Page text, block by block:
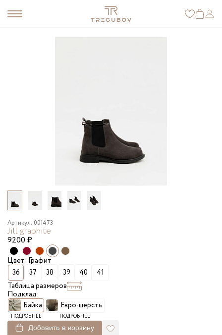
Артикул: 001473
Jill graphite
9200 ₽
Цвет: Графит
36
37 38 39 40
41
Таблица размеров
Подклад:
Байка
ПОДРОБНЕЕ
Евро-шерсть
ПОДРОБНЕЕ
Добавить в корзину